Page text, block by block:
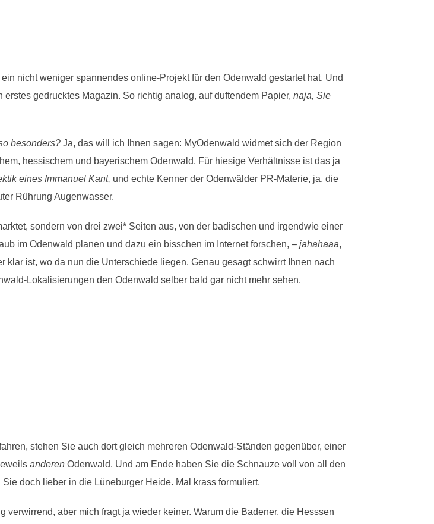
nicht weniger spannendes online-Projekt für den Odenwald gestartet hat. Und
gedrucktes Magazin. So richtig analog, auf duftendem Papier, naja, Sie
besonders? Ja, das will ich Ihnen sagen: MyOdenwald widmet sich der Region
hessischem und bayerischem Odenwald. Für hiesige Verhältnisse ist das ja
eines Immanuel Kant, und echte Kenner der Odenwälder PR-Materie, ja, die
Rührung Augenwasser.
sondern von drei zwei* Seiten aus, von der badischen und irgendwie einer
im Odenwald planen und dazu ein bisschen im Internet forschen, – jahahaaa,
klar ist, wo da nun die Unterschiede liegen. Genau gesagt schwirrt Ihnen nach
Lokalisierungen den Odenwald selber bald gar nicht mehr sehen.
stehen Sie auch dort gleich mehreren Odenwald-Ständen gegenüber, einer
anderen Odenwald. Und am Ende haben Sie die Schnauze voll von all den
doch lieber in die Lüneburger Heide. Mal krass formuliert.
aber mich fragt ja wieder keiner. Warum die Badener, die Hesssen